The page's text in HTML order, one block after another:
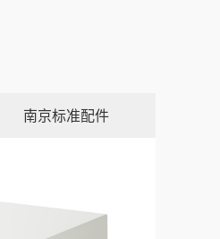
南京标准配件